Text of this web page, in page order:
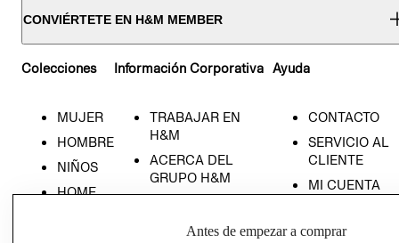
CONVIÉRTETE EN H&M MEMBER
Colecciones
MUJER
HOMBRE
NIÑOS
HOME
Información Corporativa
TRABAJAR EN
H&M
ACERCA DEL
GRUPO H&M
Ayuda
CONTACTO
SERVICIO AL
CLIENTE
MI CUENTA
TIENDAS
Antes de empezar a comprar